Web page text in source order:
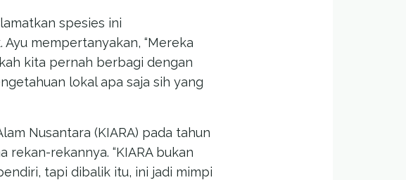
spesies ini
mempertanyakan, “Mereka
kita pernah berbagi dengan
lokal apa saja sih yang
Nusantara (KIARA) pada tahun
rekan-rekannya. “KIARA bukan
tapi dibalik itu, ini jadi mimpi